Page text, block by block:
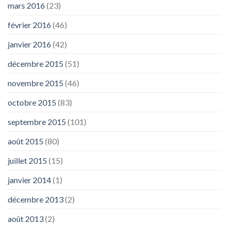
mars 2016(23)
février 2016(46)
janvier 2016(42)
décembre 2015 (51)
novembre 2015 (46)
octobre 2015 (83)
septembre 2015 (101)
août 2015 (80)
juillet 2015 (15)
janvier 2014(1)
décembre 2013(2)
août 2013(2)